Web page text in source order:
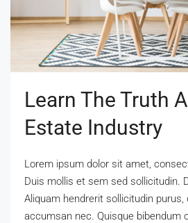
Learn The Truth
Estate Industry
Lorem ipsum dolor sit amet,
Duis mollis et sem sed sollicitudin.
Aliquam hendrerit sollicitudin
accumsan nec. Quisque bibendum